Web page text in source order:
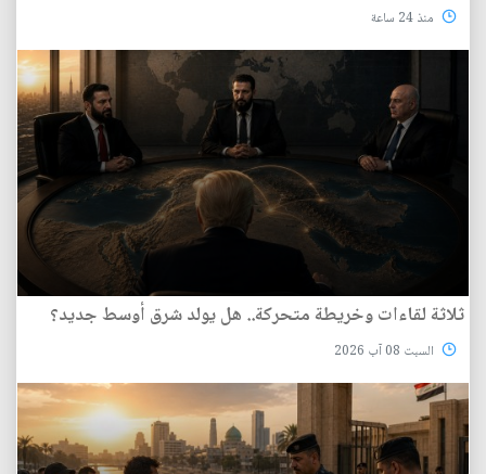
منذ 24 ساعة
ثلاثة لقاءات وخريطة متحركة.. هل يولد شرق أوسط جديد؟
السبت 08 آب 2026